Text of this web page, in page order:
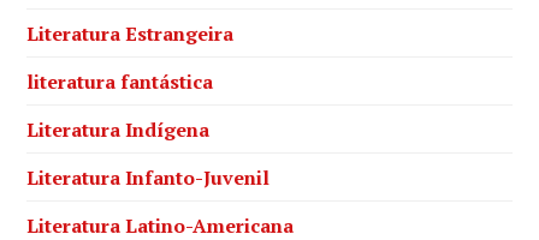
Literatura Estrangeira
literatura fantástica
Literatura Indígena
Literatura Infanto-Juvenil
Literatura Latino-Americana